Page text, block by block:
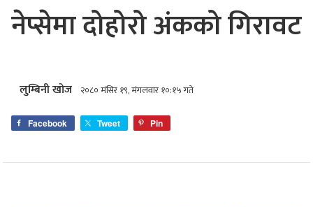
नेप्सेमा दोहोरो अंकको गिरावट
लुम्बिनी खोज २०८० मंसिर १९, मंगलवार १०:१५ गते
Facebook Tweet Pin